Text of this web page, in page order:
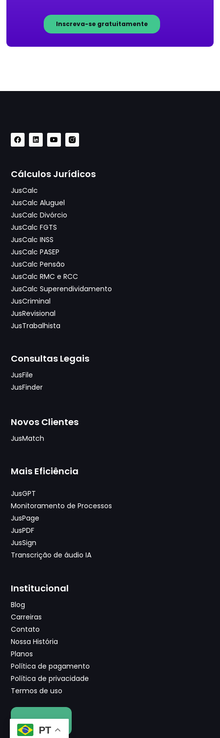
Cálculos Jurídicos
JusCalc
JusCalc Aluguel
JusCalc Divórcio
JusCalc FGTS
JusCalc INSS
JusCalc PASEP
JusCalc Pensão
JusCalc RMC e RCC
JusCalc Superendividamento
JusCriminal
JusRevisional
JusTrabalhista
Consultas Legais
JusFile
JusFinder
Novos Clientes
JusMatch
Mais Eficiência
JusGPT
Monitoramento de Processos
JusPage
JusPDF
JusSign
Transcrição de áudio IA
Institucional
Blog
Carreiras
Contato
Nossa História
Planos
Política de pagamento
Política de privacidade
Termos de uso
VER OFERTA
PT